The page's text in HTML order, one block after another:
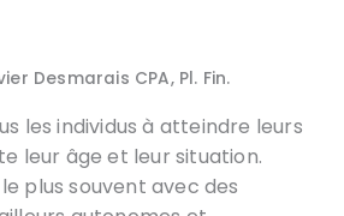
Desmarais CPA, Pl. Fin.
les individus à atteindre leurs
leur âge et leur situation.
plus souvent avec des